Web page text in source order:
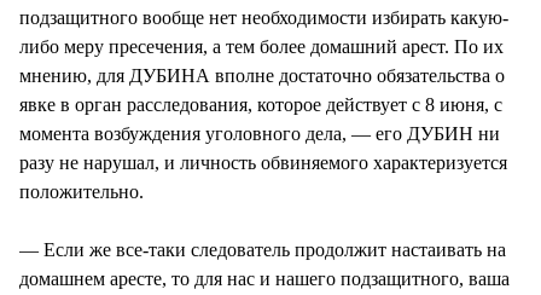
подзащитного вообще нет необходимости избирать какую-
либо меру пресечения, а тем более домашний арест. По их
мнению, для ДУБИНА вполне достаточно обязательства о
явке в орган расследования, которое действует с 8 июня, с
момента возбуждения уголовного дела, — его ДУБИН ни
разу не нарушал, и личность обвиняемого характеризуется
положительно.
— Если же все-таки следователь продолжит настаивать на
домашнем аресте, то для нас и нашего подзащитного, ваша